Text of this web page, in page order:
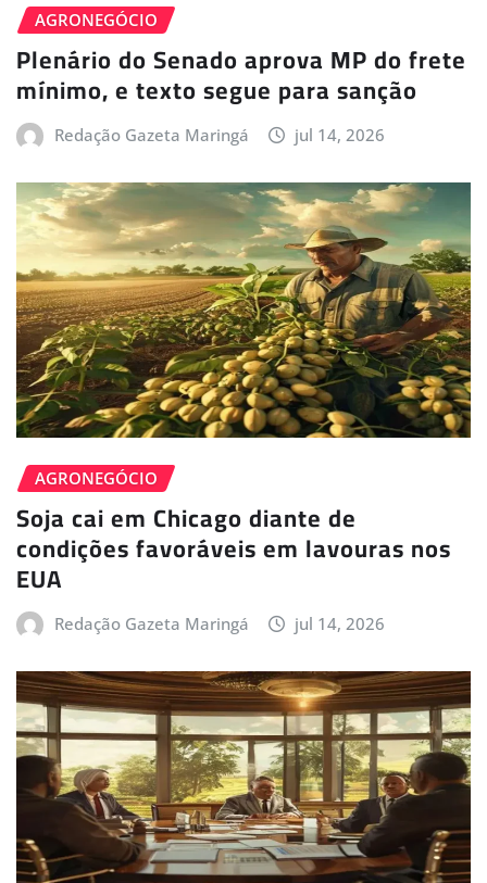
AGRONEGÓCIO
Plenário do Senado aprova MP do frete
mínimo, e texto segue para sanção
Redação Gazeta Maringá jul 14, 2026
AGRONEGÓCIO
Soja cai em Chicago diante de
condições favoráveis em lavouras nos
EUA
Redação Gazeta Maringá jul 14, 2026